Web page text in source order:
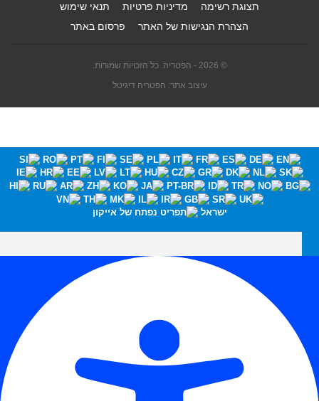
תצוגת רשימה
מדיניות פרטיות
תנאי שימוש
הצהרת הנגישות של האתר
פרסום באתר
© 2026 - הפטריה. כל הזכויות שמורות.
עיצוב אתר: הפטריה דיגיטל
ישראל